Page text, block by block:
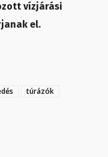
vízjárási
el.
túrázók